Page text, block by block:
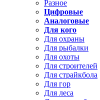
Разное
Цифровые
Аналоговые
Для кого
Для охраны
Для рыбалки
Для охоты
Для строителей
Для страйкбола
Для гор
Для леса